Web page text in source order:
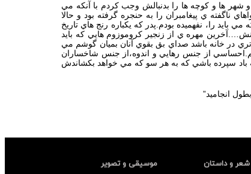
ها و كوچه ها را بدنبالش وجب كردم با آنكه مي
ناگفته ي پيغامبران را به حنجره گرفته بود و حالا
را، نفهميده بودم.پدر كه يكباره رنج هاي تاريخ
مهره ي از زنجير كروموزوم هايي كه بايد
در خانه باشد صداي بق بقوي آنان بميان گوشم مي
از جنس رهايي و اندوه،از جنس شاخساران
باد سپرده باشي كه به هر سو كه مي خواهد بكشاندش
انجاميد”
و داستان موسیقی و تصویر